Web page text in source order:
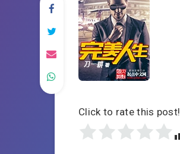
Click to rate this post!